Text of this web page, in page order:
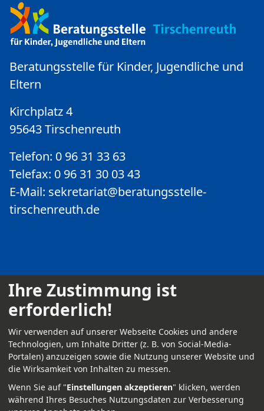
Beratungsstelle für Kinder, Jugendliche und
Eltern
Kirchplatz 4
95643 Tirschenreuth
Telefon: 0 96 31 33 63
Telefax: 0 96 31 30 03 43
E-Mail: sekretariat@beratungsstelle-
tirschenreuth.de
Kontakt
Impressum
Datenschutz
Anmelden
Ihre Zustimmung ist
erforderlich!
Wir verwenden auf unserer Webseite Cookies und andere
Technologien, um Inhalte Dritter (z. B. von Social-Media-
Portalen) anzuzeigen sowie die Nutzung unserer Website und
die Wirksamkeit von Inhalten zu messen.
Wenn Sie auf "Einstellungen akzeptieren" klicken, werden
während Ihres Besuches Nutzungsdaten zur Verbesserung